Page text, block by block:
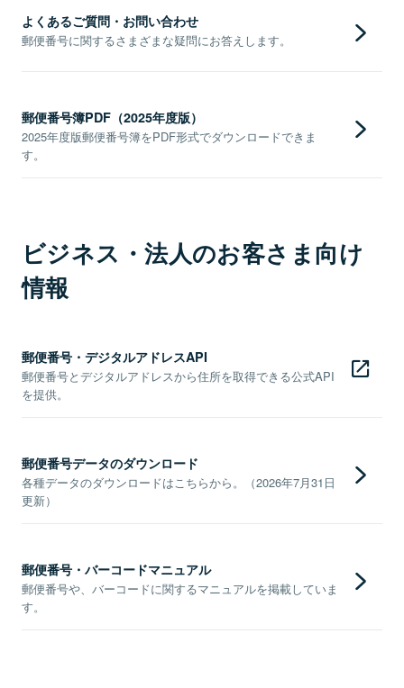
よくあるご質問・お問い合わせ
郵便番号に関するさまざまな疑問にお答えします。
郵便番号簿PDF（2025年度版）
2025年度版郵便番号簿をPDF形式でダウンロードできま
す。
ビジネス・法人のお客さま向け
情報
郵便番号・デジタルアドレスAPI
郵便番号とデジタルアドレスから住所を取得できる公式API
を提供。
郵便番号データのダウンロード
各種データのダウンロードはこちらから。（2026年7月31日
更新）
郵便番号・バーコードマニュアル
郵便番号や、バーコードに関するマニュアルを掲載していま
す。